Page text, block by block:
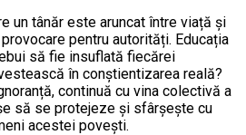
un tânăr este aruncat între viață și
pentru autorități. Educația
să fie insuflată fiecărei
în conștientizarea reală?
continuă cu vina colectivă a
să se protejeze și sfârșește cu
acestei povești.